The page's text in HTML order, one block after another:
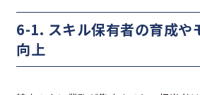
6-1. スキル保有者の育成や
向上